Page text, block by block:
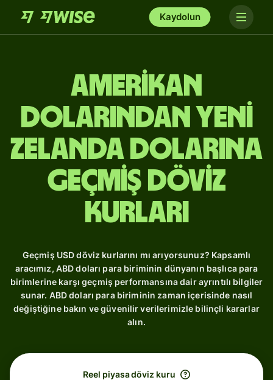
Kaydolun
Amerikan
dolarından Yeni
Zelanda dolarına
Geçmiş Döviz
Kurları
Geçmiş USD döviz kurlarını mı arıyorsunuz? Kapsamlı
aracımız, ABD doları para biriminin dünyanın başlıca para
birimlerine karşı geçmiş performansına dair ayrıntılı bilgiler
sunar. ABD doları para biriminin zaman içerisinde nasıl
değiştiğine bakın ve güvenilir verilerimizle bilinçli kararlar
alın.
Reel piyasa döviz kuru